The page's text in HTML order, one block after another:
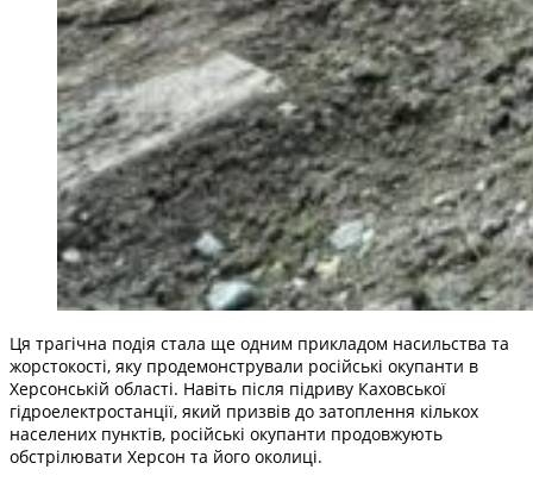
Ця трагічна подія стала ще одним прикладом насильства та
жорстокості, яку продемонстрували російські окупанти в
Херсонській області. Навіть після підриву Каховської
гідроелектростанції, який призвів до затоплення кількох
населених пунктів, російські окупанти продовжують
обстрілювати Херсон та його околиці.